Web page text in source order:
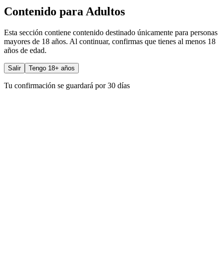
Contenido para Adultos
Esta sección contiene contenido destinado únicamente para personas
mayores de 18 años. Al continuar, confirmas que tienes al menos 18
años de edad.
Salir Tengo 18+ años
Tu confirmación se guardará por 30 días